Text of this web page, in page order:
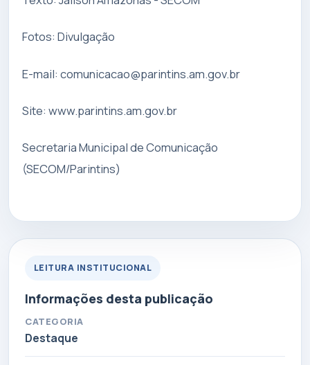
Fotos: Divulgação
E-mail:comunicacao@parintins.am.gov.br
Site: www.parintins.am.gov.br
Secretaria Municipal de Comunicação
(SECOM/Parintins)
LEITURA INSTITUCIONAL
Informações desta publicação
CATEGORIA
Destaque